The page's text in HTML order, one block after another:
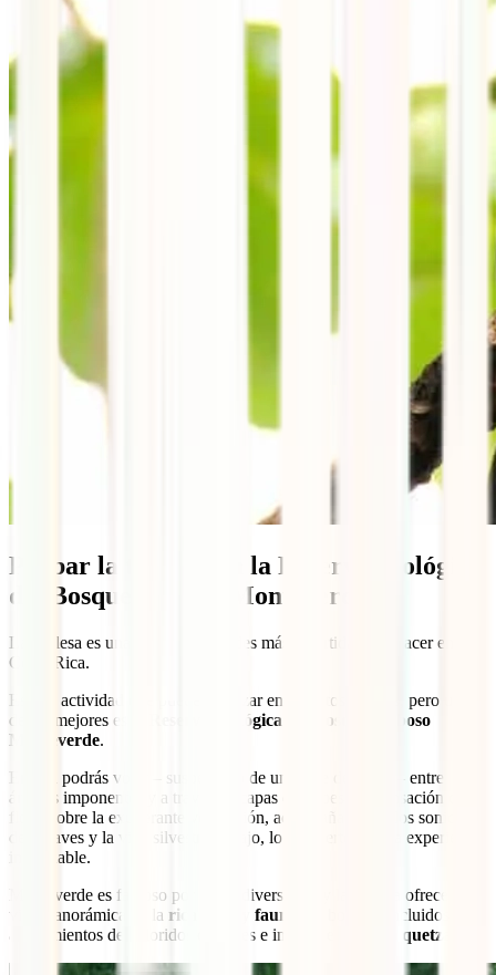
Probar la tirolesa en la Reserva Biológica
del Bosque Nuboso Monteverde
La tirolesa es una de las actividades más divertidas que hacer en
Costa Rica.
Es una actividad que puedes realizar en distintos lugares, pero uno
de los mejores es la
Reserva Biológica del Bosque Nuboso
Monteverde.
En ella podrás volar – suspendido de un cable de acero – entre
árboles imponentes y a través de capas de nubes. La sensación de
flotar sobre la exuberante vegetación, acompañado por los sonidos
de las aves y la vida silvestre debajo, lo convierte en una experiencia
inolvidable.
Monteverde es famoso por su biodiversidad, y la tirolina ofrece una
vista panorámica de la rica flora y fauna
del bosque, incluidos
avistamientos de coloridos colibríes e incluso el esquivo
quetzal